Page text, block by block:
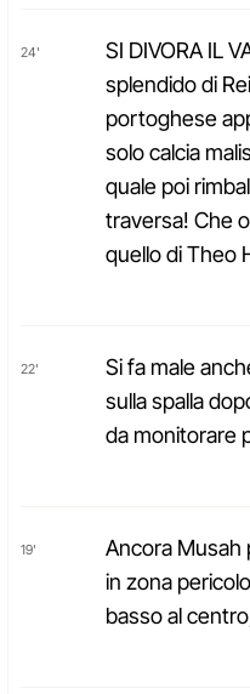
24'
SI DIVORA IL
splendido di
portoghese
solo calcia
quale poi
traversa! Che
quello di Theo
22'
Si fa male
sulla spalla
da monitorare
19'
Ancora Musah
in zona
basso al